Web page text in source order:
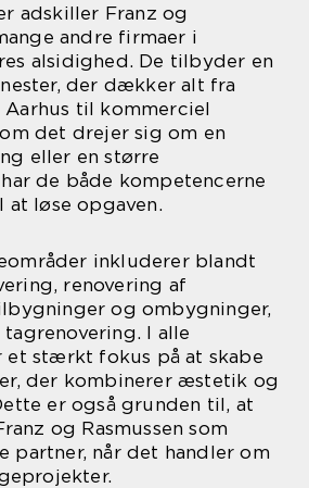
adskiller Franz og
andre firmaer i
alsidighed. De tilbyder en
der dækker alt fra
til kommerciel
det drejer sig om en
eller en større
de både kompetencerne
løse opgaven.
inkluderer blandt
renovering af
og ombygninger,
I alle
et stærkt fokus på at skabe
der kombinerer æstetik og
er også grunden til, at
og Rasmussen som
partner, når det handler om